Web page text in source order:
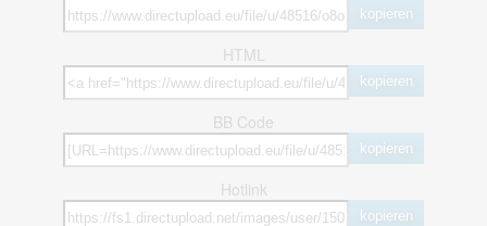
kopieren
HTML
kopieren
BB Code
kopieren
Hotlink
kopieren